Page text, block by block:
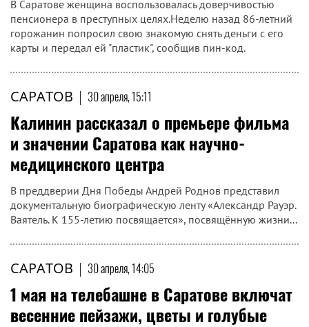
В Саратове демонтирована рекламная
конструкция рядом с цирком
продолжится
САРАТОВ |30 апреля, 15:14
Женщина похитила деньги с карты
пенсионера
В Саратове женщина воспользовалась доверчивостью
пенсионера в преступных целях.Неделю назад 86-летний
горожанин попросил свою знакомую снять деньги с его
карты и передал ей "пластик", сообщив пин-код.
САРАТОВ|30 апреля, 15:11
Калинин рассказал о премьере фильма